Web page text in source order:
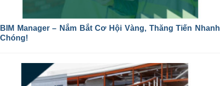
BIM Manager – Nắm Bắt Cơ Hội Vàng, Thăng Tiến Nhanh
Chóng!